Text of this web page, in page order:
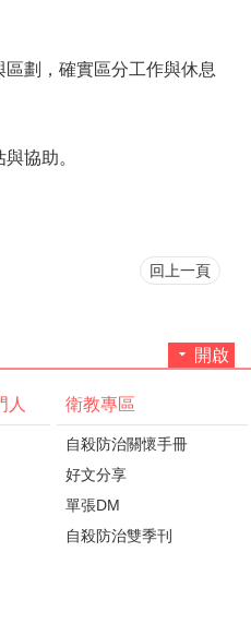
劃，確實區分工作與休息
協助。
回上一頁
開啟
人 衛教專區
自殺防治關懷手冊
好文分享
單張DM
自殺防治雙季刊